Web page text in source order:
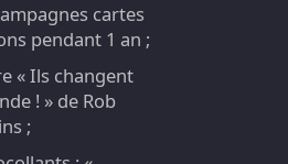
cartes
pendant 1 an ;
« Ils changent
! » de Rob
;